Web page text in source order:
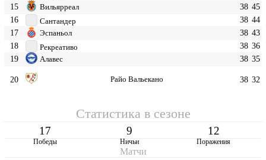
15
Вильярреал 38 45
16
Сантандер 38 44
17
Эспаньол 38 43
18
Рекреативо 38 36
19
Алавес 38 35
20 Райо Вальекано 38 32
Статистика в сезоне
17 9 12
Победы Ничьи Поражения
Матчи